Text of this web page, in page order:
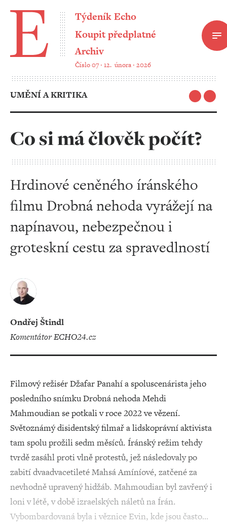
Týdeník Echo
Koupit předplatné
Archiv
Číslo 07 ‧ 12. února ‧ 2026
UMĚNÍ A KRITIKA
Co si má člověk počít?
Hrdinové ceněného íránského
filmu Drobná nehoda vyrážejí na
napínavou, nebezpečnou i
groteskní cestu za spravedlností
Ondřej Štindl
komentátor ECHO24.cz
Filmový režisér Džafar Panahí a spoluscenárista jeho
posledního snímku Drobná nehoda Mehdi
Mahmoudian se potkali v roce 2022 ve vězení.
Světoznámý disidentský filmař a lidskoprávní aktivista
tam spolu prožili sedm měsíců. Íránský režim tehdy
tvrdě zasáhl proti vlně protestů, jež následovaly po
zabití dvaadvacetileté Mahsá Amíníové, zatčené za
nevhodně upravený hidžáb. Mahmoudian byl zavřený i
loni v létě, v době izraelských náletů na Írán.
Vybombardovaná byla i věznice Evin, kde jsou často…